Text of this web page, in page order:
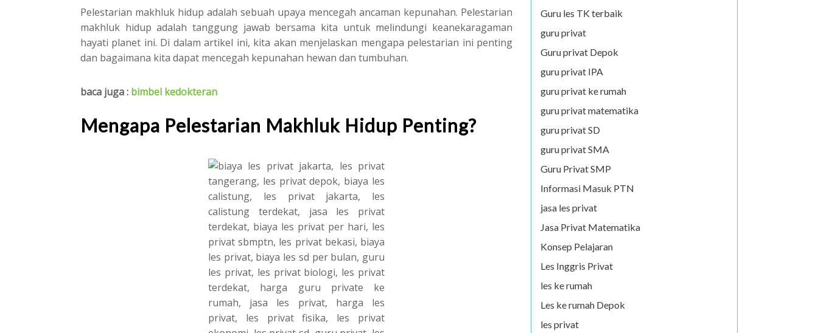
Pelestarian makhluk hidup adalah sebuah upaya mencegah ancaman kepunahan. Pelestarian
makhluk hidup adalah tanggung jawab bersama kita untuk melindungi keanekaragaman
hayati planet ini. Di dalam artikel ini, kita akan menjelaskan mengapa pelestarian ini penting
dan bagaimana kita dapat mencegah kepunahan hewan dan tumbuhan.
baca juga : bimbel kedokteran
Mengapa Pelestarian Makhluk Hidup Penting?
Guru les TK terbaik
guru privat
Guru privat Depok
guru privat IPA
guru privat ke rumah
guru privat matematika
guru privat SD
guru privat SMA
Guru Privat SMP
Informasi Masuk PTN
jasa les privat
Jasa Privat Matematika
Konsep Pelajaran
Les Inggris Privat
les ke rumah
Les ke rumah Depok
les privat